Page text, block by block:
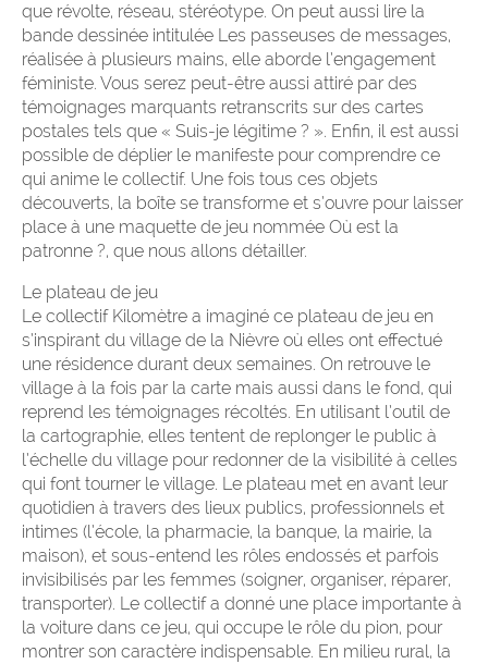
que révolte, réseau, stéréotype. On peut aussi lire la
bande dessinée intitulée Les passeuses de messages,
réalisée à plusieurs mains, elle aborde l’engagement
féministe. Vous serez peut-être aussi attiré par des
témoignages marquants retranscrits sur des cartes
postales tels que « Suis-je légitime ? ». Enfin, il est aussi
possible de déplier le manifeste pour comprendre ce
qui anime le collectif. Une fois tous ces objets
découverts, la boîte se transforme et s’ouvre pour laisser
place à une maquette de jeu nommée Où est la
patronne ?, que nous allons détailler.
Le plateau de jeu
Le collectif Kilomètre a imaginé ce plateau de jeu en
s’inspirant du village de la Nièvre où elles ont effectué
une résidence durant deux semaines. On retrouve le
village à la fois par la carte mais aussi dans le fond, qui
reprend les témoignages récoltés. En utilisant l’outil de
la cartographie, elles tentent de replonger le public à
l’échelle du village pour redonner de la visibilité à celles
qui font tourner le village. Le plateau met en avant leur
quotidien à travers des lieux publics, professionnels et
intimes (l’école, la pharmacie, la banque, la mairie, la
maison), et sous-entend les rôles endossés et parfois
invisibilisés par les femmes (soigner, organiser, réparer,
transporter). Le collectif a donné une place importante à
la voiture dans ce jeu, qui occupe le rôle du pion, pour
montrer son caractère indispensable. En milieu rural, la